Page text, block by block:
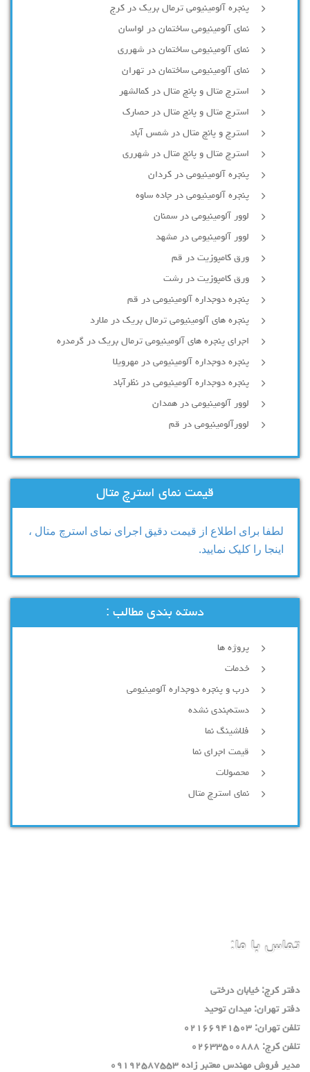
پنجره آلومینیومی ترمال بریک در کرج
نمای آلومینیومی ساختمان در لواسان
نمای آلومینیومی ساختمان در شهرری
نمای آلومینیومی ساختمان در تهران
استرچ متال و پانچ متال در کمالشهر
استرچ متال و پانچ متال در حصارك
استرچ و پانچ متال در شمس آباد
استرچ متال و پانچ متال در شهرری
پنجره آلومینیومی در کردان
پنجره آلومینیومی در جاده ساوه
لوور آلومینیومی در سمنان
لوور آلومینیومی در مشهد
ورق کامپوزیت در قم
ورق کامپوزیت در رشت
پنجره دوجداره آلومينيومی در قم
پنجره های آلومینیومی ترمال بریک در ملارد
اجرای پنجره های آلومینیومی ترمال بریک در گرمدره
پنجره دوجداره آلومینیومی در مهرویلا
پنجره دوجداره آلومینیومی در نظرآباد
لوور آلومینیومی در همدان
لوورآلومینیومی در قم
قیمت نمای استرچ متال
لطفا برای اطلاع از قیمت دقیق اجرای نمای استرچ متال ،
اینجا را کلیک نمایید.
دسته بندی مطالب :
پروژه ها
خدمات
درب و پنجره دوجداره آلومینیومی
دسته‌بندی نشده
فلاشینگ نما
قیمت اجرای نما
محصولات
نمای استرچ متال
تماس با ما:
دفتر كرج: خيابان درختي
دفتر تهران: ميدان توحيد
تلفن تهران: ٠٢١٦٦٩٤١٥٠٣
تلفن كرج: ٠٢٦٣٣٥٠٠٨٨٨
مدير فروش مهندس معتبر زاده ٠٩١٩٢٥٨٧٥٥٣